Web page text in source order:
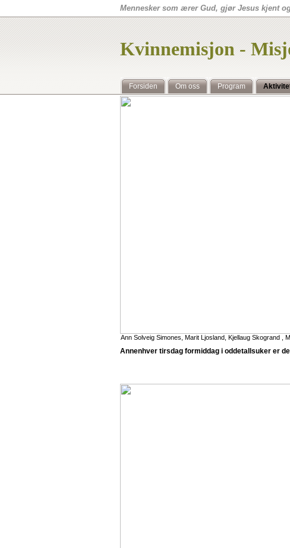
Mennesker som ærer Gud, gjør Jesus kjent
Kvinnemisjon -
Forsiden Om oss Program
Ann Solveig Simones, Marit Ljosland, Kjellaug Skogrand ,
Annenhver tirsdag formiddag i oddetallsuker er